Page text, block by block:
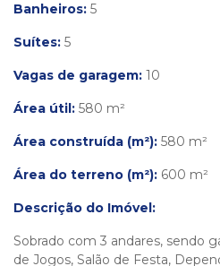
Banheiros: 5
Suítes: 5
Vagas de garagem: 10
Área útil: 580 m²
Área construída (m²): 580 m²
Área do terreno (m²): 600 m²
Descrição do Imóvel:
Sobrado com 3 andares, sendo
de Jogos, Salão de Festa,